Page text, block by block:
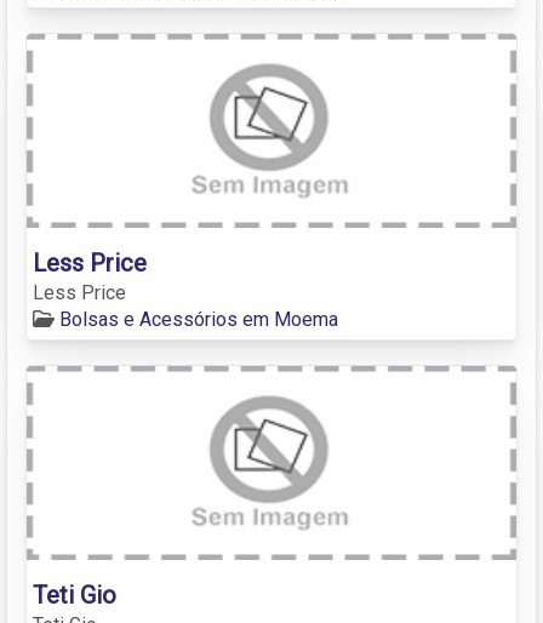
Less Price
Less Price
Bolsas e Acessórios em Moema
Teti Gio